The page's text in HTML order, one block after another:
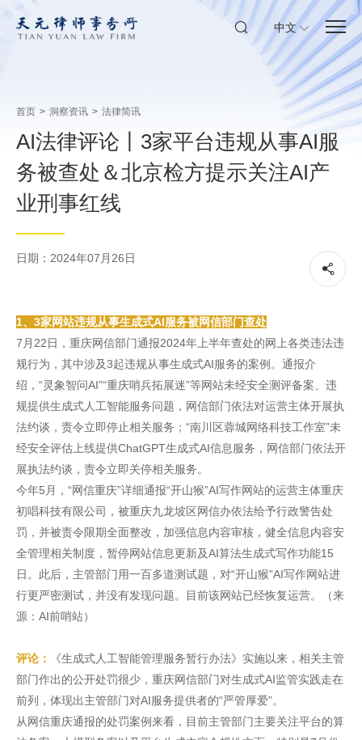
中文
首页 > 洞察资讯 > 法律简讯
AI法律评论丨3家平台违规从事AI服
务被查处＆北京检方提示关注AI产
业刑事红线
日期：2024年07月26日
1、3家网站违规从事生成式AI服务被网信部门查处
7月22日，重庆网信部门通报2024年上半年查处的网上各类违法违
规行为，其中涉及3起违规从事生成式AI服务的案例。通报介
绍，“灵象智问AI”“重庆哨兵拓展迷”等网站未经安全测评备案、违
规提供生成式人工智能服务问题，网信部门依法对运营主体开展执
法约谈，责令立即停止相关服务；“南川区蓉城网络科技工作室”未
经安全评估上线提供ChatGPT生成式AI信息服务，网信部门依法开
展执法约谈，责令立即关停相关服务。
今年5月，“网信重庆”详细通报“开山猴”AI写作网站的运营主体重庆
初唱科技有限公司，被重庆九龙坡区网信办依法给予行政警告处
罚，并被责令限期全面整改，加强信息内容审核，健全信息内容安
全管理相关制度，暂停网站信息更新及AI算法生成式写作功能15
日。此后，主管部门用一百多道测试题，对“开山猴”AI写作网站进
行更严密测试，并没有发现问题。目前该网站已经恢复运营。（来
源：AI前哨站）
评论：
《生成式人工智能管理服务暂行办法》实施以来，相关主管
部门作出的公开处罚很少，重庆网信部门对生成式AI监管实践走在
前列，体现出主管部门对AI服务提供者的“严管厚爱”。
从网信重庆通报的处罚案例来看，目前主管部门主要关注平台的算